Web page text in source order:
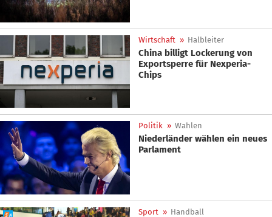
Wirtschaft » Halbleiter
China billigt Lockerung von
Exportsperre für Nexperia-
Chips
Politik » Wahlen
Niederländer wählen ein neues
Parlament
Sport » Handball